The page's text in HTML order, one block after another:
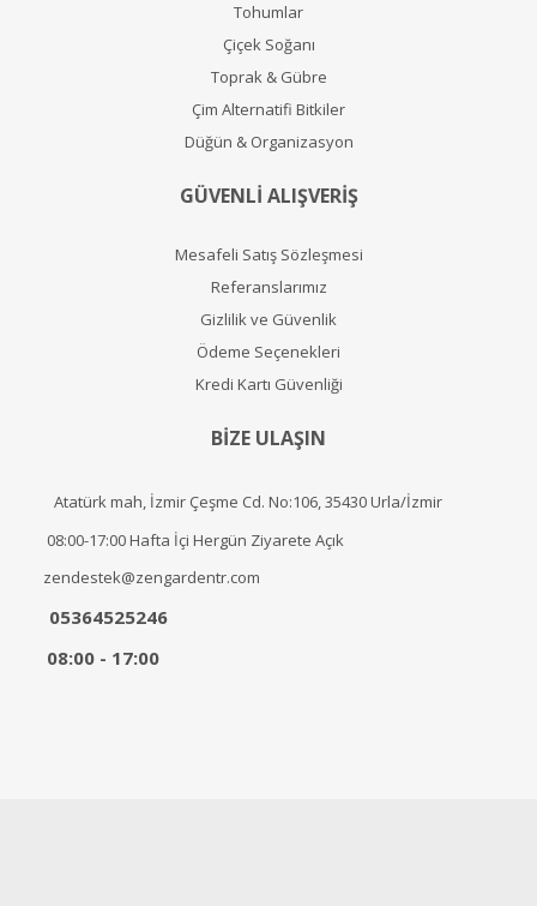
Tohumlar
Çiçek Soğanı
Toprak & Gübre
Çim Alternatifi Bitkiler
Düğün & Organizasyon
GÜVENLİ ALIŞVERİŞ
Mesafeli Satış Sözleşmesi
Referanslarımız
Gizlilik ve Güvenlik
Ödeme Seçenekleri
Kredi Kartı Güvenliği
BİZE ULAŞIN
Atatürk mah, İzmir Çeşme Cd. No:106, 35430 Urla/İzmir
08:00-17:00 Hafta İçi Hergün Ziyarete Açık
zendestek@zengardentr.com
05364525246
08:00 - 17:00